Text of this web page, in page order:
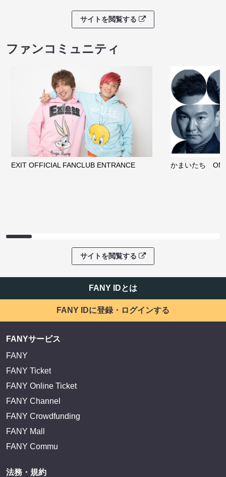
サイトを閲覧する
ファンコミュニティ
EXIT OFFICIAL FANCLUB ENTRANCE かまいたち
サイトを閲覧する
FANY IDとは
FANY IDに登録・ログインする
FANYサービス
FANY
FANY Ticket
FANY Online Ticket
FANY Channel
FANY Crowdfunding
FANY Mall
FANY Commu
法務・規約